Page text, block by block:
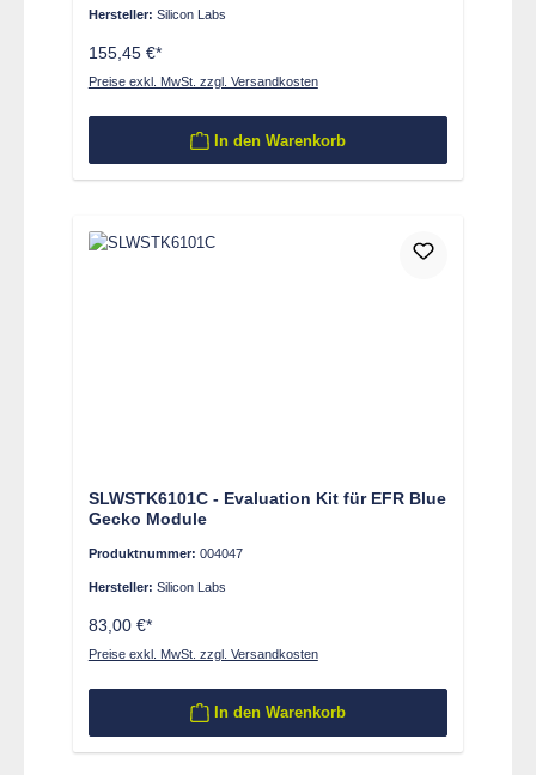
Hersteller: Silicon Labs
155,45 €*
Preise exkl. MwSt. zzgl. Versandkosten
In den Warenkorb
SLWSTK6101C - Evaluation Kit für EFR Blue
Gecko Module
Produktnummer: 004047
Hersteller: Silicon Labs
83,00 €*
Preise exkl. MwSt. zzgl. Versandkosten
In den Warenkorb